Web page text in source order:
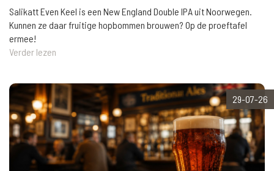
Salikatt Even Keel is een New England Double IPA uit Noorwegen.
Kunnen ze daar fruitige hopbommen brouwen? Op de proeftafel
ermee!
Verder lezen
29-07-26